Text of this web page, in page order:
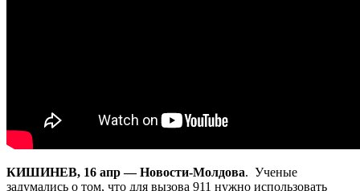
КИШИНЕВ, 16 апр — Новости-Молдова. Ученые
задумались о том, что для вызова 911 нужно использовать